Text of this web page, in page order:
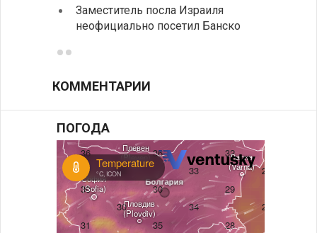
Заместитель посла Израиля
неофициально посетил Банско
КОММЕНТАРИИ
ПОГОДА